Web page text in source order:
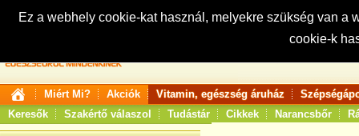
Ez a webhely cookie-kat használ, melyekre szükség van
cookie-k
Keresés:
Miért Mi? Akciók Vitamin, egészség áruház
Keresők
Szakértő válaszol Tudástár Cikkek Narancsbőr